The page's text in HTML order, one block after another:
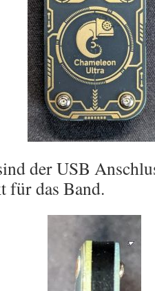
der USB
für das Band.